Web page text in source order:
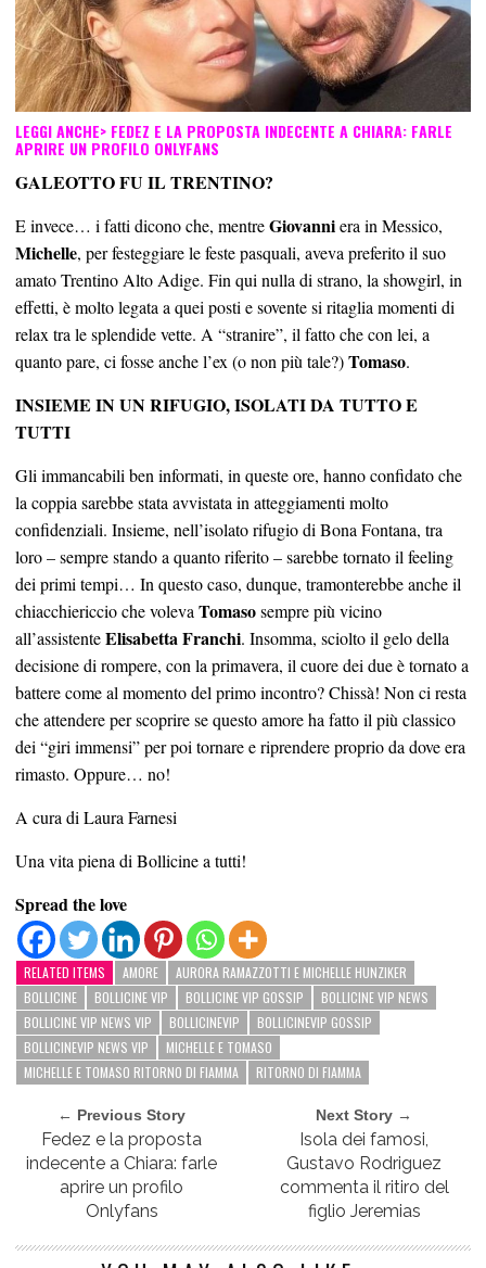
LEGGI ANCHE> FEDEZ E LA PROPOSTA INDECENTE A CHIARA: FARLE
APRIRE UN PROFILO ONLYFANS
GALEOTTO FU IL TRENTINO?
E invece… i fatti dicono che, mentreGiovanniera in Messico,
Michelle, per festeggiare le feste pasquali, aveva preferito il suo
amato Trentino Alto Adige. Fin qui nulla di strano, la showgirl, in
effetti, è molto legata a quei posti e sovente si ritaglia momenti di
relax tra le splendide vette. A “stranire”, il fatto che con lei, a
quanto pare, ci fosse anche l’ex (o non più tale?)Tomaso.
INSIEME IN UN RIFUGIO, ISOLATI DA TUTTO E
TUTTI
Gli immancabili ben informati, in queste ore, hanno confidato che
la coppia sarebbe stata avvistata in atteggiamenti molto
confidenziali. Insieme, nell’isolato rifugio di Bona Fontana, tra
loro – sempre stando a quanto riferito – sarebbe tornato il feeling
dei primi tempi… In questo caso, dunque, tramonterebbe anche il
chiacchiericcio che volevaTomasosempre più vicino
all’assistenteElisabetta Franchi. Insomma, sciolto il gelo della
decisione di rompere, con la primavera, il cuore dei due è tornato a
battere come al momento del primo incontro? Chissà! Non ci resta
che attendere per scoprire se questo amore ha fatto il più classico
dei “giri immensi” per poi tornare e riprendere proprio da dove era
rimasto. Oppure… no!
A cura di Laura Farnesi
Una vita piena di Bollicine a tutti!
Spread the love
RELATED ITEMS AMORE
AURORA RAMAZZOTTI E MICHELLE HUNZIKER
BOLLICINE
BOLLICINE VIP BOLLICINE VIP GOSSIP
BOLLICINE VIP NEWS
BOLLICINE VIP NEWS VIP
BOLLICINEVIP
BOLLICINEVIP GOSSIP
BOLLICINEVIP NEWS VIP
MICHELLE E TOMASO
MICHELLE E TOMASO RITORNO DI FIAMMA
RITORNO DI FIAMMA
← Previous Story
Fedez e la proposta
indecente a Chiara: farle
aprire un profilo
Onlyfans
Next Story →
Isola dei famosi,
Gustavo Rodriguez
commenta il ritiro del
figlio Jeremias